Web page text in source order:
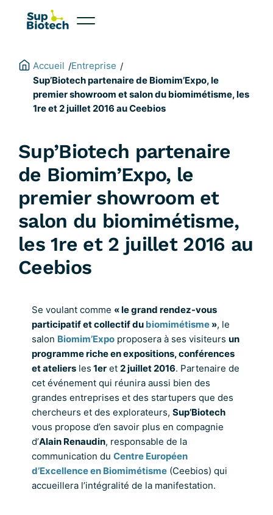
Accueil /Entreprise /
Sup’Biotech partenaire de Biomim’Expo, le
premier showroom et salon du biomimétisme, les
1re et 2 juillet 2016 au Ceebios
Sup’Biotech partenaire
de Biomim’Expo, le
premier showroom et
salon du biomimétisme,
les 1re et 2 juillet 2016 au
Ceebios
Se voulant comme « le grand rendez-vous
participatif et collectif du biomimétisme », le
salon Biomim’Expo proposera à ses visiteurs un
programme riche en expositions, conférences
et ateliers les 1er et 2 juillet 2016. Partenaire de
cet événement qui réunira aussi bien des
grandes entreprises et des startupers que des
chercheurs et des explorateurs, Sup’Biotech
vous propose d’en savoir plus en compagnie
d’Alain Renaudin, responsable de la
communication du Centre Européen
d’Excellence en Biomimétisme (Ceebios) qui
accueillera l’intégralité de la manifestation.